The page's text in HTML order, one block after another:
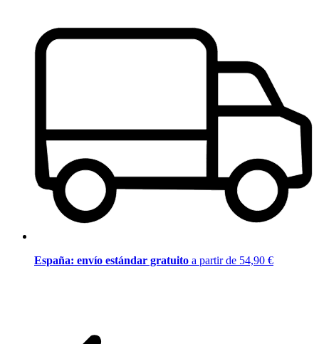
España: envío estándar gratuito a partir de 54,90 €